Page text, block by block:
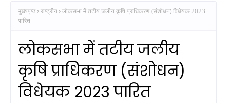
मुख्यपृष्ठ राष्ट्रीय लोकसभा में तटीय जलीय कृषि प्राधिकरण (संशोधन) विधेयक 2023
पारित
लोकसभा में तटीय जलीय
कृषि प्राधिकरण (संशोधन)
विधेयक 2023 पारित